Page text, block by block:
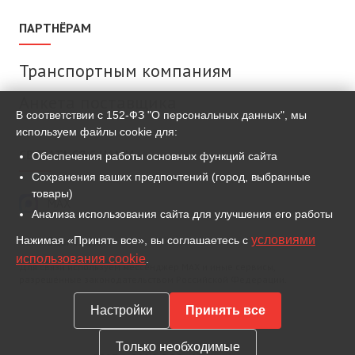
ПАРТНЁРАМ
Транспортным компаниям
СВЯЗАТЬСЯ С НАМИ
MAX
ВКонтакте
Для связи используем мессенджер MAX и иные сервисы,
В соответствии с 152-ФЗ "О персональных данных", мы
используем файлы cookie для:
Обеспечения работы основных функций сайта
Сохранения ваших предпочтений (город, выбранные
товары)
Анализа использования сайта для улучшения его работы
Нажимая «Принять все», вы соглашаетесь с условиями
использования cookie
Настройки Принять все
Только необходимые